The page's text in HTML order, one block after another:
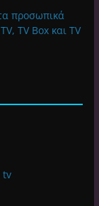
προσωπικά
TV Box και TV
tv